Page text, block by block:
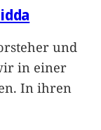
und
in einer
In ihren